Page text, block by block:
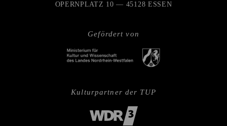
Gefördert von
OPERNPLATZ 10 — 45128 ESSEN
Kulturpartner der TUP